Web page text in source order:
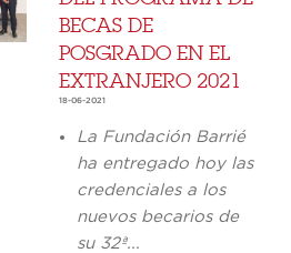
BECAS DE
POSGRADO EN EL
EXTRANJERO 2021
18-06-2021
La Fundación Barrié
ha entregado hoy las
credenciales a los
nuevos becarios de
su 32ª...